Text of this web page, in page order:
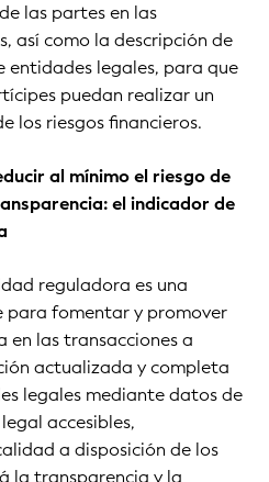
las partes en las
así como la descripción de
entidades legales, para que
puedan realizar un
los riesgos financieros.
al mínimo el riesgo de
el indicador de
reguladora es una
fomentar y promover
en las transacciones a
actualizada y completa
legales mediante datos de
accesibles,
a disposición de los
la transparencia y la